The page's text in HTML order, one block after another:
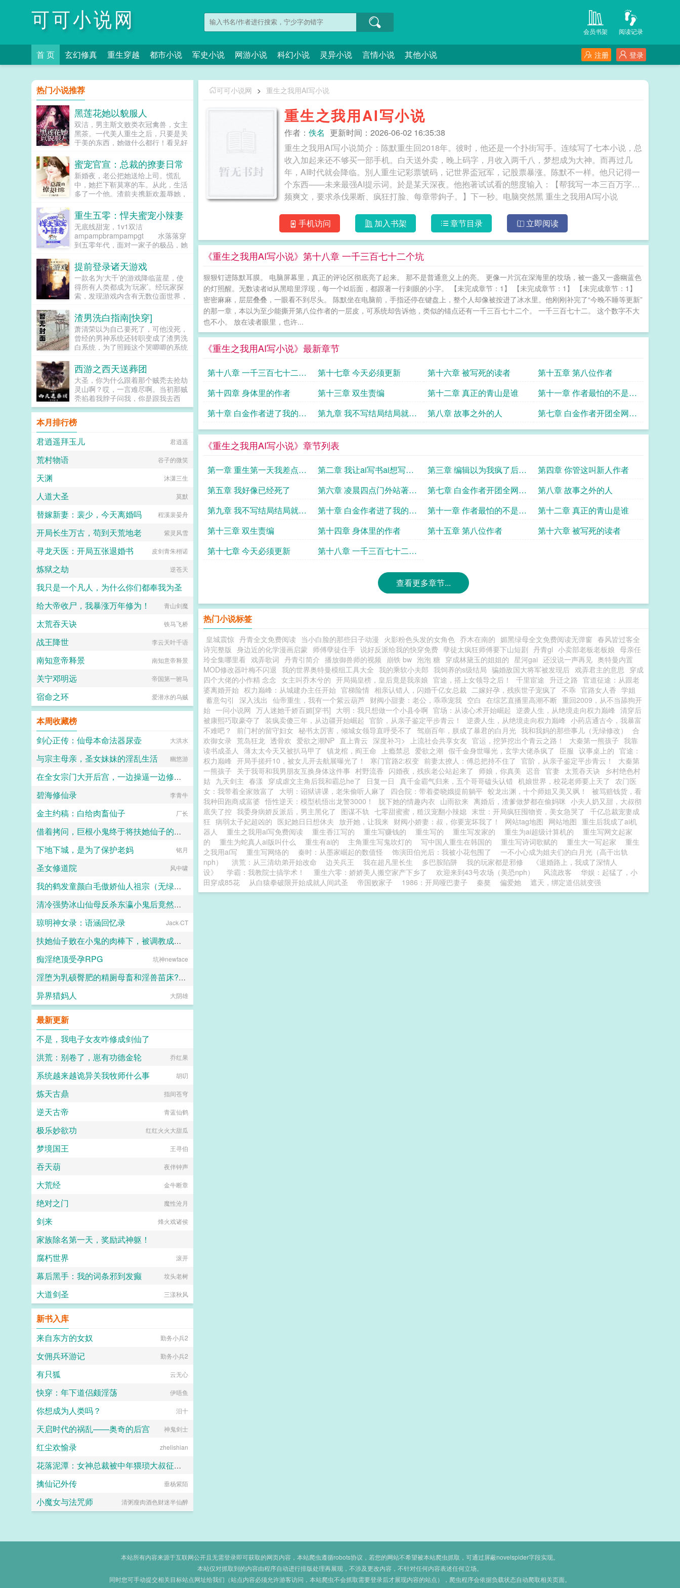
可可小说网 阅读记录
会员书架
首 页 玄幻修真 重生穿越 都市小说 军史小说 网游小说 科幻小说 灵异小说 言情小说 其他小说 登录
注册
可可小说网 > 重生之我用AI写小说
重生之我用AI写小说
作者： 佚名 更新时间：2026-06-02 16:35:38
重生之我用AI写小说简介：陈默重生回2018年。彼时，他还是一个扑街写手。连续写了七本小说，总
收入加起来还不够买一部手机。白天送外卖，晚上码字，月收入两千八，梦想成为大神。而再过几
年，AI时代就会降临。別人重生记彩票號码，记世界盃冠军，记股票暴涨。陈默不一样。他只记得一
个东西——未来最强AI提示词。於是某天深夜。他抱著试试看的態度输入：【帮我写一本三百万字男
频爽文，要求杀伐果断、疯狂打脸、每章带鉤子。】下一秒。电脑突然黑 重生之我用AI写小说
手机访问 加入书架 章节目录 立即阅读
《重生之我用AI写小说》第十八章 一千三百七十二个坑
狠狠钉进陈默耳膜。 电脑屏幕里，真正的评论区彻底亮了起来。 那不是普通意义上的亮。 更像一片沉在深海里的坟场，被一盏又一盏幽蓝色
的灯照醒。无数读者id从黑暗里浮现，每一个id后面，都跟著一行刺眼的小字。 【未完成章节：1】 【未完成章节：1】 【未完成章节：1】
密密麻麻，层层叠叠，一眼看不到尽头。 陈默坐在电脑前，手指还停在键盘上，整个人却像被按进了冰水里。他刚刚补完了“今晚不睡等更新”
的那一章，本以为至少能撕开第八位作者的一层皮，可系统却告诉他，类似的锚点还有一千三百七十二个。 一千三百七十二。 这个数字不大
也不小。 放在读者眼里，也许...
《重生之我用AI写小说》最新章节
第十八章 一千三百七十二个
坑
第十七章 今天必须更新 第十六章 被写死的读者
第十五章 第八位作者
第十四章 身体里的作者
第十三章 双生责编 第十二章 真正的青山是谁
第十一章 作者最怕的不是扑
街
第十章 白金作者进了我的聊
天室
第九章 我不写结局结局就来
写我
第八章 故事之外的人
第七章 白金作者开团全网给
我送流量
《重生之我用AI写小说》章节列表
第一章 重生第一天我差点饿
死
第二章 我让ai写书ai想写死
我
第三章 编辑以为我疯了后台
却炸了
第四章 你管这叫新人作者
第五章 我好像已经死了
第六章 凌晨四点门外站著另
一个我
第七章 白金作者开团全网给
我送流量
第八章 故事之外的人
第九章 我不写结局结局就来
写我
第十章 白金作者进了我的聊
天室
第十一章 作者最怕的不是扑
街
第十二章 真正的青山是谁
第十三章 双生责编
第十四章 身体里的作者 第十五章 第八位作者
第十六章 被写死的读者
第十七章 今天必须更新
第十八章 一千三百七十二个
查看更多章节...
热门小说标签
皇城震惊 丹青全文免费阅读 当小白脸的那些日子动漫 火影粉色头发的女角色 乔木在南的 媚黑绿母全文免费阅读无弹窗 春风皆过客全
诗完整版 身边近的化学漫画启蒙 师傅孽徒住手 说好反派给我的快穿免费 孽徒太疯狂师傅要下山短剧 丹青gl 小卖部老板老板娘 母亲任
玲全集哪里看 戏弄歌词 丹青引简介 播放御兽师的视频 崩铁 bw 泡泡 糖 穿成林黛玉的姐姐的 星河gai 还没说一声再见 奥特曼内置
MOD修改器叶梅不闪退 我的世界奥特曼模组工具大全 我的乘软小夫郎 我饲养的s级结局 骗婚敌国大将军被发现后 戏弄君主的意思 穿成
四个大佬的小作精 念念 女主叫乔木兮的 开局揭皇榜，皇后竟是我亲娘 官途，搭上女领导之后！ 千里宦途 升迁之路 官道征途：从跟老
婆离婚开始 权力巅峰：从城建办主任开始 官梯险情 相亲认错人，闪婚千亿女总裁 二嫁好孕，残疾世子宠疯了 不乖 官路女人香 学姐
蓄意勾引
深入浅出 仙帝重生，我有一个紫云葫芦 财阀小甜妻：老公，乖乖宠我 空白 在综艺直播里高潮不断 重回2009，从不当舔狗开
始 一问小说网 万人迷她千娇百媚[穿书] 大明：我只想做一个小县令啊 官场：从读心术开始崛起 逆袭人生，从绝境走向权力巅峰 清穿后
被康熙巧取豪夺了 装疯卖傻三年，从边疆开始崛起 官阶，从亲子鉴定平步青云！ 逆袭人生，从绝境走向权力巅峰 小药店通古今，我暴富
不难吧？
前门村的留守妇女 秘书太厉害，倾城女领导直呼受不了 驾崩百年，朕成了暴君的白月光 我和我妈的那些事儿（无绿修改）
合
欢御女录 荒岛狂龙 透骨欢 爱欲之潮NP 直上青云 深度补习> 上流社会共享女友 官运，挖笋挖出个青云之路！ 大秦第一熊孩子 我靠
读书成圣人 薄太太今天又被扒马甲了 镇龙棺，阎王命 上瘾禁忌 爱欲之潮 假千金身世曝光，玄学大佬杀疯了 臣服 议事桌上的 官途：
权力巅峰 开局手搓歼10，被女儿开去航展曝光了！ 寒门官路2:权变 前妻太撩人：傅总把持不住了 官阶，从亲子鉴定平步青云！
大秦第
一熊孩子 关于我哥和我男朋友互换身体这件事 村野流香 闪婚夜，残疾老公站起来了 师娘，你真美 迟音 官妻 太荒吞天诀
乡村绝色村
姑 九天剑主 春漾 穿成虐文主角后我和霸总he了 日复一日 真千金霸气归来，五个哥哥磕头认错 机娘世界，校花老师要上天了 农门医
女：我带着全家致富了
大明：诏狱讲课，老朱偷听人麻了 四合院：带着娄晓娥提前躺平 蛟龙出渊，十个师姐又美又飒！
被骂赔钱货，看
我种田跑商成富婆 悟性逆天：模型机悟出龙警3000！ 脱下她的情趣内衣 山雨欲来 离婚后，渣爹做梦都在偷妈咪 小夫人奶又甜，大叔彻
底失了控 我委身病娇反派后，男主黑化了 图谋不轨 七零甜蜜蜜，糙汉宠翻小辣媳 末世：开局疯狂囤物资，美女急哭了 千亿总裁宠妻成
狂 病弱太子妃超凶的 医妃她日日想休夫 放开她，让我来 财阀小娇妻：叔，你要宠坏我了！ 网站tag地图 网站地图 重生后我成了ai机
器人
重生之我用ai写免费阅读 重生香江写的 重生写赚钱的 重生写的 重生写发家的 重生为ai超级计算机的
重生写网文起家
的
重生为蛇真人ai版叫什么 重生有ai的 主角重生写鬼吹灯的 写中国人重生在韩国的 重生写诗词歌赋的 重生大一写起家
重生
之我用ai写
重生写网络的 秦时：从墨家崛起的数值怪 饰演田伯光后：我被小花包围了
一不小心成为姐夫们的白月光（高干出轨
nph）
洪荒：从三清幼弟开始改命 边关兵王 我在超凡里长生 多巴胺陷阱 我的玩家都是邪修
《退婚路上，我成了深情人
设》
学霸：我教院士搞学术！ 重生六零：娇娇美人搬空家产下乡了 欢迎来到43号农场（美恐nph） 风流政客
华娱：起猛了，小
田穿成85花
从白猿拳破限开始成就人间武圣 帝国败家子 1986：开局哑巴妻子 秦獒 偏爱她 遮天，绑定道侣就变强
热门小说推荐
黑莲花她以貌服人
双洁，男主斯文败类衣冠禽兽，女主
黑茶。一代美人重生之后，只要是关
于美的东西，她做什么都行！看见好
担惊受怕自己地位不保。阿姒，难道
我的颜值还不够完美吗？褒姒，主要
是你只能看不能吃！陈枭嘴角微微上
扬，要是让你吃到手了，这地位不保
的更快。＃陈枭每天都在怕地位不保
蜜宠官宣：总裁的撩妻日常
新婚夜，老公把她送给上司。慌乱
中，她拦下靳莫寒的车。从此，生活
多了一个他。渣前夫携新欢羞辱她，
气出头。白莲花冷嘲热讽，他无条件
护短。醉酒后，她抱着他哭爸，你都
不关心我靳总脸一黑爸？她委屈地缩
在他怀里妈，别丢下我一个人。又当
爸又当妈的靳总怜惜一吻我再也不会
重生五零：悍夫蜜宠小辣妻
无底线甜宠，1v1双洁
ampampbrampampgt 水落落穿
到五零年代，面对一家子的极品，她
奉献全家，她选择独自美丽。
ampampbrampampgt 洛水寒一
辈子孤傲却被一个小媳妇给打破，她
每天都要亲亲抱抱举高...
提前登录诸天游戏
一款名为‘大千’的游戏降临蓝星，使
得所有人类都成为‘玩家’。经玩家探
索，发现游戏内含有无数位面世界，
是真实存在张封，本来是游戏中的普
通一员，和所有玩家一样游历大千
世...
渣男洗白指南[快穿]
萧清荣以为自己要死了，可他没死，
曾经的男神系统还转职变成了渣男洗
白系统，为了照顾这个哭唧唧的系统
一个世界拿了岳母五百万的凤凰男？
那我就还给岳母五个亿！第二个世界
跟影后隐婚曝光的小鲜肉？那我退出
娱乐圈好了。第三个世界九零年代被
瞧不起的入赘男？那我就变成全国首
富给你看！第四个世界白富美的替身
男友？那我当然要拿钱走人了！绝对
不纠缠第五个世界女明星的私生饭？
那我必须要把她捧上天啊！后续待
定，希望大家喜欢同系列男主快穿文
极品男神快穿超级男神快穿暴躁男神
快穿已经完结，大家可以去看看...
西游之西天送葬团
大圣，你为什么跟着那个贼秃去抢劫
灵山啊？哎，一言难尽啊。当初那贼
秃掐着我脖子问我，你是跟我去西
天，还是我送你上西天天蓬元帅，你
呢？他说西...
本月排行榜
君逍遥拜玉儿
君逍遥
荒村物语 谷子的微笑
天渊 沐潇三生
人道大圣 莫默
替嫁新妻：裴少，今天离婚吗 程溪裴晏舟
开局长生万古，苟到天荒地老 紫灵风雪
寻龙天医：开局五张退婚书 皮剑青朱栩诺
炼狱之劫 逆苍天
我只是一个凡人，为什么你们都奉我为圣
金属寒霜
给大帝收尸，我暴涨万年修为！ 青山剑魔
太荒吞天诀 铁马飞桥
战王降世 李云天叶千语
南知意帝释景 南知意帝释景
关宁邓明远 帝国第一驸马
宿命之环 爱潜水的乌贼
本周收藏榜
剑心正传：仙母本命法器尿壶
大洪水
与宗主母亲，圣女妹妹的淫乱生活 幽悠游
在全女宗门大开后宫，一边操逼一边修仙吧
水吱吱
碧海修仙录 李青牛
金主约稿：白给肉畜仙子 厂长
借着拷问，巨根小鬼终于将扶她仙子的身心全部征服
ke
下地下城，是为了保护老妈 铭月
圣女修道院 风中啸
我的鹤发童颜白毛傲娇仙人祖宗（无绿版）
清冷强势冰山仙母反杀东瀛小鬼后竟然要用窑姐都甘拜下风的潮喷白丝足穴来惩戒我？（无绿改）
kkkcccc
琼明神女录：语涵回忆录 Jack·CT
扶她仙子败在小鬼的肉棒下，被调教成专属rbq
ke
痴淫绝顶受孕RPG 坑神newface
淫堕为乳硕臀肥的精厕母畜和淫兽苗床??林美艳和林美月的淫艳沦落肉奴秀
梦雨南兮
异界猎妈人 大阴雄
最新更新
不是，我电子女友咋修成剑仙了
宇宙无敌暴龙烧鹅
洪荒：别卷了，崽有功德金轮 乔红果
系统越来越诡异关我牧师什么事 胡叨
炼天古鼎 指间苍穹
逆天古帝 青蓝仙鹤
极乐妙欲功 红红火火大甜瓜
梦境国王 王寻伯
吞天葫 夜伴钟声
大荒经 金牛断章
绝对之门 魔性沧月
剑来 烽火戏诸侯
家族除名第一天，奖励武神躯！
他们都叫我亚瑟王
腐朽世界 滚开
幕后黑手：我的词条邪到发癫 坟头老树
大道剑圣 三漾秋风
新书入库
来自东方的女奴
勤务小兵2
女佣兵环游记 勤务小兵2
有只狐 云无心
快穿：年下道侣颇淫荡 伊唔鱼
你想成为人类吗？ 汨十
天启时代的祸乱——奥奇的后宫 神鬼剑士
红尘欢愉录 zhelishian
花落泥潭：女神总裁被中年猥琐大叔征服沦为母狗孕妻
暖海
擒仙记外传 垂杨紫陌
小魔女与法咒师 清粥瘦肉酒色财迷半仙醉
本站所有内容来源于互联网公开且无需登录即可获取的网页内容，本站爬虫遵循robots协议，若您的网站不希望被本站爬虫抓取，可通过屏蔽novelspider字段实现。
本站仅对抓取到的内容由程序自动进行排版处理再展现，不涉及更改内容，不针对任何内容表述任何立场。
同时您可手动提交相关目标站点网址给我们（站点内容必须允许游客访问，本站爬虫不会抓取需要登录后才展现内容的站点），爬虫程序会依据负载状态自动爬取相关页面。